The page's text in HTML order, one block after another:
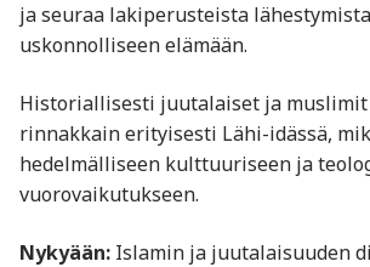
ja seuraa lakiperusteista
uskonnolliseen elämään.
Historiallisesti juutalaiset ja muslimit
rinnakkain erityisesti Lähi-idässä,
hedelmälliseen kulttuuriseen ja
vuorovaikutukseen.
Nykyään: Islamin ja juutalaisuuden